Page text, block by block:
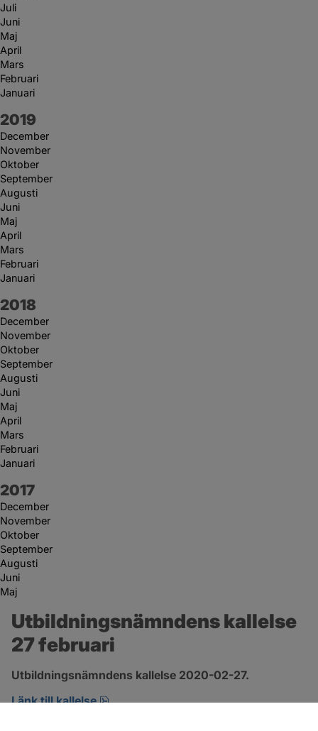
Juli
Juni
Maj
April
Mars
Februari
Januari
År:
2019
December
November
Oktober
September
Augusti
Juni
Maj
April
Mars
Februari
Januari
År:
2018
December
November
Oktober
September
Augusti
Juni
Maj
April
Mars
Februari
Januari
År:
2017
December
November
Oktober
September
Augusti
Juni
Maj
Utbildningsnämndens kallelse
27 februari
Utbildningsnämndens kallelse 2020-02-27.
Länk till kallelse
pdf, öppnas i nytt fönster.